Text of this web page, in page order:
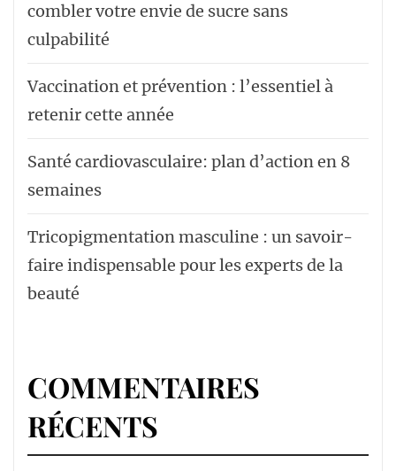
combler votre envie de sucre sans
culpabilité
Vaccination et prévention : l’essentiel à
retenir cette année
Santé cardiovasculaire: plan d’action en 8
semaines
Tricopigmentation masculine : un savoir-
faire indispensable pour les experts de la
beauté
COMMENTAIRES
RÉCENTS